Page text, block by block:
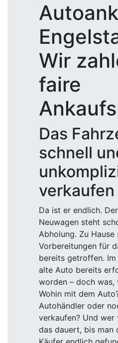
Wir
faire
Das
schnell
verkaufen
Da ist er endlich.
Neuwagen steht
Abholung. Zu Hause
Vorbereitungen für
bereits getroffen.
alte Auto bereits
worden – doch was,
Wohin mit dem
Autohändler oder
verkaufen? Und wer
das dauert, bis man